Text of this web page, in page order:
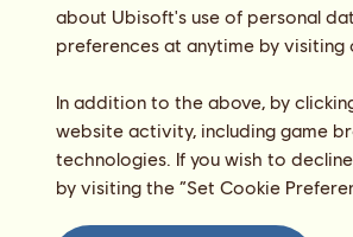
about Ubisoft's use of personal
preferences at anytime by
In addition to the above, by
website activity, including game
technologies. If you wish to
by visiting the “Set Cookie